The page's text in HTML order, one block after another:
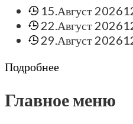
15.Август 2026
22.Август 2026
29.Август 2026
Подробнее
Главное меню